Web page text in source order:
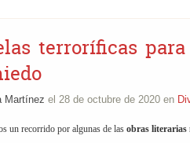
terroríficas
Martínez el 28 de octubre de 2020 en
un recorrido por algunas de las obras literarias